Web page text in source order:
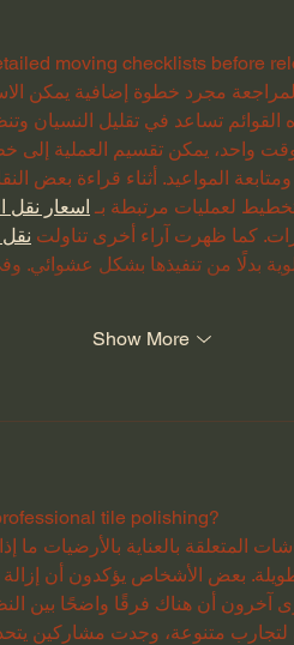
moving checklists before
مجرد خطوة إضافية يمكن
القوائم تساعد في تقليل النسيان
واحد، يمكن تقسيم العملية إلى
المواعيد. أثناء قراءة بعض
لعمليات مرتبطة بـ اسعار نقل
كما ظهرت آراء أخرى تناولت
بدلًا من تنفيذها بشكل عشوائي.
Show More
tile polishing?
المتعلقة بالعناية بالأرضيات ما
بعض الأشخاص يؤكدون أن إزالة
آخرون أن هناك فرقًا واضحًا بين
لتجارب متنوعة، وجدت مشاركين